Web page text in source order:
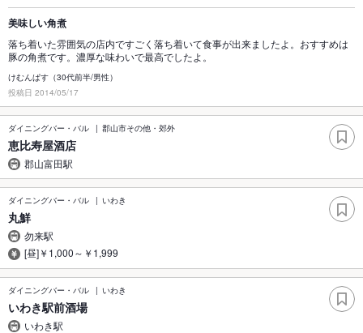
美味しい角煮
落ち着いた雰囲気の店内ですごく落ち着いて食事が出来ましたよ。おすすめは
豚の角煮です。濃厚な味わいで最高でしたよ。
けむんぱす（30代前半/男性）
投稿日 2014/05/17
ダイニングバー・バル 郡山市その他・郊外
恵比寿屋酒店
郡山富田駅
ダイニングバー・バル いわき
丸鮮
勿来駅
[昼]￥1,000～￥1,999
ダイニングバー・バル いわき
いわき駅前酒場
いわき駅